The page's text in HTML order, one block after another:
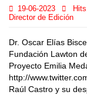
19-06-2023
Director de Edición
Dr. Oscar Elías
Fundación Lawton
Proyecto Emilia
http://
Raúl Castro y su